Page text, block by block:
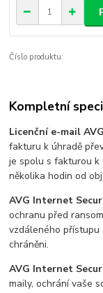
Číslo produktu:
Kompletní
Licenční e-mail
fakturu k úhradě
je spolu s fakturou k
několika hodin od
AVG Internet
ochranu před
vzdáleného
chráněni.
AVG Internet
maily, ochrání vaše